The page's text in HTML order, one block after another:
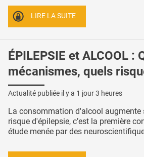
LIRE LA SUITE
ÉPILEPSIE et ALCOOL :
mécanismes, quels
Actualité publiée il y a 1 jour 3 heures
La consommation d'alcool
risque d'épilepsie, c’est la première
étude menée par des